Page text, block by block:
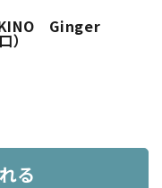
Ginger
る